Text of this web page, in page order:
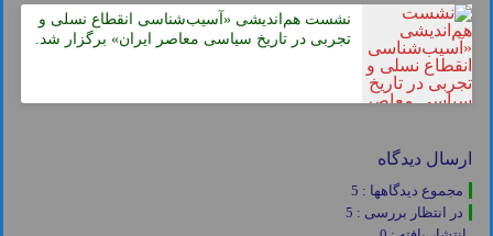
نشست هم‌اندیشی «آسیب‌شناسی انقطاع نسلی و
تجربی در تاریخ سیاسی معاصر ایران» برگزار شد.
ارسال دیدگاه
مجموع دیدگاهها : 5
در انتظار بررسی : 5